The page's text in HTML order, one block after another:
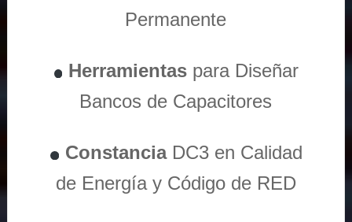
Permanente
Herramientas para Diseñar
Bancos de Capacitores
ConstanciaDC3 en Calidad
de Energía y Código de RED